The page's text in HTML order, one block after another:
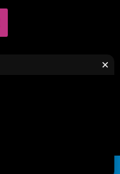
Reserved
×